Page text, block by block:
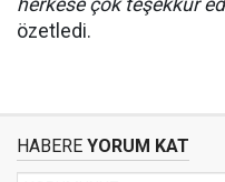
herkese çok teşekkür
özetledi.
HABERE YORUM KAT